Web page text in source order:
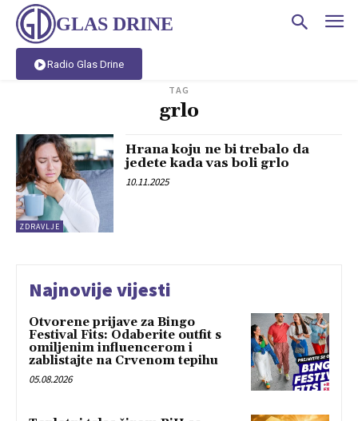
GLAS DRINE
Radio Glas Drine
TAG
grlo
ZDRAVLJE
Hrana koju ne bi trebalo da
jedete kada vas boli grlo
10.11.2025
Najnovije vijesti
Otvorene prijave za Bingo
Festival Fits: Odaberite outfit s
omiljenim influencerom i
zablistajte na Crvenom tepihu
05.08.2026